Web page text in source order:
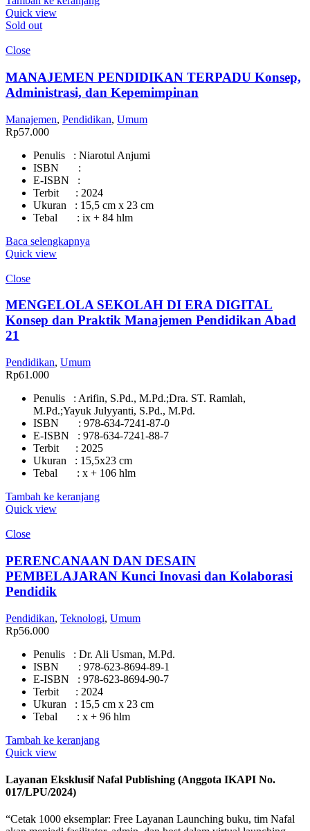
Quick view
Sold out
Close
MANAJEMEN PENDIDIKAN TERPADU Konsep,
Administrasi, dan Kepemimpinan
Manajemen, Pendidikan, Umum
Rp57.000
Penulis : Niarotul Anjumi
ISBN :
E-ISBN :
Terbit : 2024
Ukuran : 15,5 cm x 23 cm
Tebal : ix + 84 hlm
Baca selengkapnya
Quick view
Close
MENGELOLA SEKOLAH DI ERA DIGITAL
Konsep dan Praktik Manajemen Pendidikan Abad
21
Pendidikan, Umum
Rp61.000
Penulis : Arifin, S.Pd., M.Pd.;Dra. ST. Ramlah,
M.Pd.;Yayuk Julyyanti, S.Pd., M.Pd.
ISBN : 978-634-7241-87-0
E-ISBN : 978-634-7241-88-7
Terbit : 2025
Ukuran : 15,5x23 cm
Tebal : x + 106 hlm
Tambah ke keranjang
Quick view
Close
PERENCANAAN DAN DESAIN
PEMBELAJARAN Kunci Inovasi dan Kolaborasi
Pendidik
Pendidikan, Teknologi, Umum
Rp56.000
Penulis : Dr. Ali Usman, M.Pd.
ISBN : 978-623-8694-89-1
E-ISBN : 978-623-8694-90-7
Terbit : 2024
Ukuran : 15,5 cm x 23 cm
Tebal : x + 96 hlm
Tambah ke keranjang
Quick view
Layanan Eksklusif Nafal Publishing (Anggota IKAPI No.
017/LPU/2024)
“Cetak 1000 eksemplar: Free Layanan Launching buku, tim Nafal